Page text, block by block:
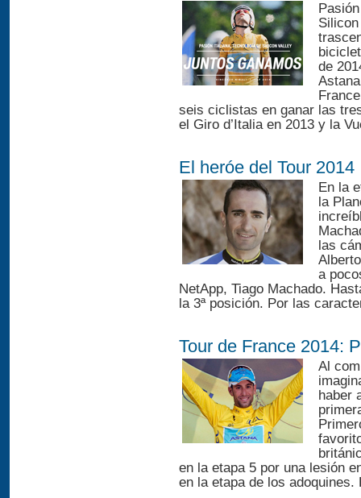
de
seis ciclistas en ganar las
el Giro d’Italia en 2013 y la
El heróe del Tour 2014
En la
la
las
a
NetApp, Tiago Machado.
la 3ª posición. Por las
Tour de France 2014:
Al
haber
en la etapa 5 por una lesión
en la etapa de los